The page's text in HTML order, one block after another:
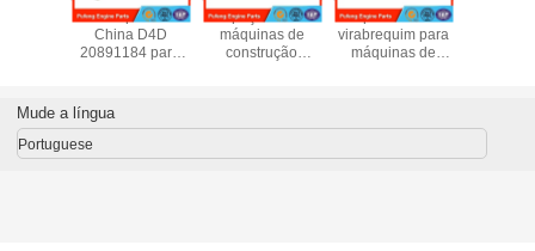
OEM
para
Virabrequim OEM
China D4D
20891184 para
garantia de um
ano
peças de
máquinas de
construção
04255293
04255259 para
exportador de
virabrequim para
máquinas de
4TNV94 4TNV98
para EC55BLC
Mude a língua
Portuguese